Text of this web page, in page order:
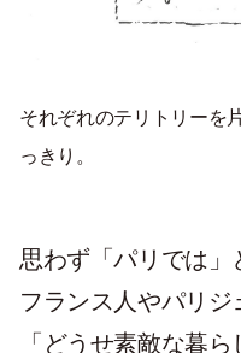
それぞれのテリトリーを
っきり。
思わず「パリでは
フランス人やパリジ
「どうせ素敵な暮